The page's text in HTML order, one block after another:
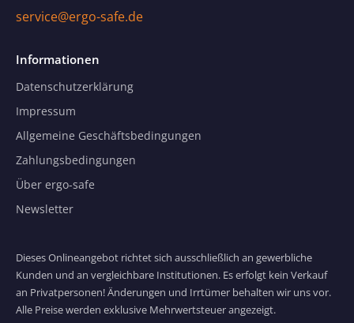
service@ergo-safe.de
Informationen
Datenschutzerklärung
Impressum
Allgemeine Geschäftsbedingungen
Zahlungsbedingungen
Über ergo-safe
Newsletter
Dieses Onlineangebot richtet sich ausschließlich an gewerbliche
Kunden und an vergleichbare Institutionen. Es erfolgt kein Verkauf
an Privatpersonen! Änderungen und Irrtümer behalten wir uns vor.
Alle Preise werden exklusive Mehrwertsteuer angezeigt.